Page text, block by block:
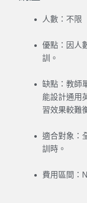
人數：不限
優點：因人
訓。
缺點：教師
能設計通用
習效果較難
適合對象：
訓時。
費用區間：